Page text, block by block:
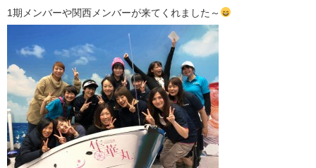
1期メンバーや関西メンバーが来てくれました～